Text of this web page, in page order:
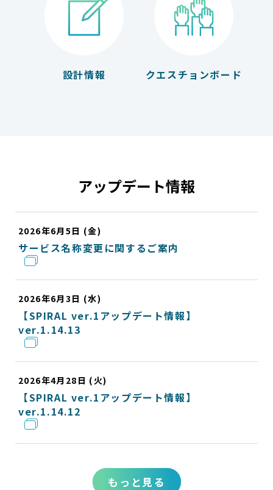
設計情報 クエスチョンボード
アップデート情報
2026年6月5日 (金)
サービス名称変更に関するご案内
2026年6月3日 (水)
【SPIRAL ver.1アップデート情報】
ver.1.14.13
2026年4月28日 (火)
【SPIRAL ver.1アップデート情報】
ver.1.14.12
もっと見る